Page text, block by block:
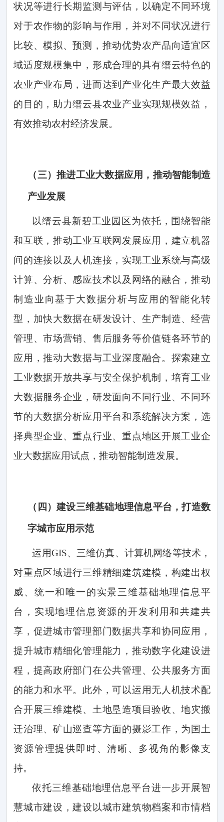
状况等进行长期监测与评估，以确定不同环境
对于农作物的影响与作用，并对不同状况进行
比较、模拟、预测，推动优势农产品向适宜区
域适度规模集中，形成合理的具有缙云特色的
农业产业布局，进而达到产业化生产最大效益
的目的，助力缙云县农业产业实现规模效益，
有效推动农村经济发展。
（三）推进工业大数据应用，推动智能制造
产业发展
以缙云县新碧工业园区为依托，围绕智能
和互联，推动工业互联网发展应用，建立机器
间的连接以及人机连接，实现工业系统与高级
计算、分析、感应技术以及网络的融合，推动
制造业向基于大数据分析与应用的智能化转
型，加快大数据在研发设计、生产制造、经营
管理、市场营销、售后服务等价值链各环节的
应用，推动大数据与工业深度融合。探索建立
工业数据开放共享与安全保护机制，培育工业
大数据服务企业，研发面向不同行业、不同环
节的大数据分析应用平台和系统解决方案，选
择典型企业、重点行业、重点地区开展工业企
业大数据应用试点，推动智能制造发展。
（四）建设三维基础地理信息平台，打造数
字城市应用示范
运用GIS、三维仿真、计算机网络等技术，
对重点区域进行三维精细建筑建模，构建出权
威、统一和唯一的实景三维基础地理信息平
台，实现地理信息资源的开发利用和共建共
享，促进城市管理部门数据共享和协同应用，
提升城市精细化管理能力，推动数字化建设进
程，提高政府部门在公共管理、公共服务方面
的能力和水平。此外，可以运用无人机技术配
合开展三维建模、土地垦造项目验收、地灾搬
迁治理、矿山巡查等方面的摄影工作，为国土
资源管理提供即时、清晰、多视角的影像支
持。
依托三维基础地理信息平台进一步开展智
慧城市建设，建设以城市建筑物档案和市情档